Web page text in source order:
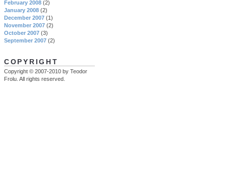
February 2008 (2)
January 2008 (2)
December 2007 (1)
November 2007 (2)
October 2007 (3)
September 2007 (2)
COPYRIGHT
Copyright © 2007-2010 by Teodor
Frolu. All rights reserved.